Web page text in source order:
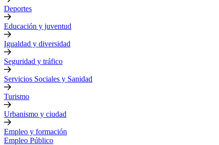
Deportes
Educación y juventud
Igualdad y diversidad
Seguridad y tráfico
Servicios Sociales y Sanidad
Turismo
Urbanismo y ciudad
Empleo y formación
Empleo Público